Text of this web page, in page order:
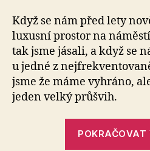
Když se nám před lety
luxusní prostor na
tak jsme jásali, a když se
u jedné z
jsme že máme vyhráno,
jeden velký průšvih.
POKRAČOVAT